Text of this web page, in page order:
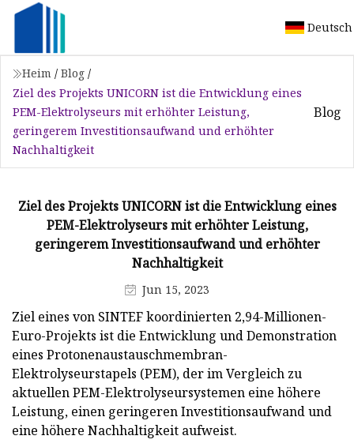
Deutsch
Heim / Blog /
Ziel des Projekts UNICORN ist die Entwicklung eines
PEM-Elektrolyseurs mit erhöhter Leistung,
geringerem Investitionsaufwand und erhöhter
Nachhaltigkeit
Blog
Ziel des Projekts UNICORN ist die Entwicklung eines
PEM-Elektrolyseurs mit erhöhter Leistung,
geringerem Investitionsaufwand und erhöhter
Nachhaltigkeit
Jun 15, 2023
Ziel eines von SINTEF koordinierten 2,94-Millionen-
Euro-Projekts ist die Entwicklung und Demonstration
eines Protonenaustauschmembran-
Elektrolyseurstapels (PEM), der im Vergleich zu
aktuellen PEM-Elektrolyseursystemen eine höhere
Leistung, einen geringeren Investitionsaufwand und
eine höhere Nachhaltigkeit aufweist.